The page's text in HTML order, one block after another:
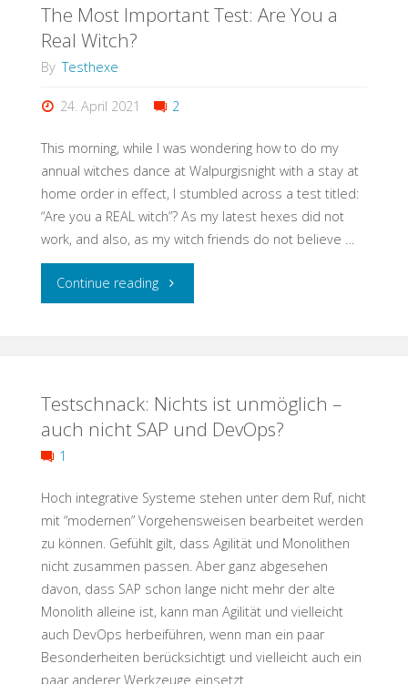
flüssige
des
Testens?"
The Most Important Test: Are You a
Real Witch?
By Testhexe
24. April 2021 2
This morning, while I was wondering how to do my
annual witches dance at Walpurgisnight with a stay at
home order in effect, I stumbled across a test titled:
“Are you a REAL witch”? As my latest hexes did not
work, and also, as my witch friends do not believe …
Continue reading"The
Test:
Are
a
Real
Witch?"
Testschnack: Nichts ist unmöglich –
auch nicht SAP und DevOps?
1
Hoch integrative Systeme stehen unter dem Ruf, nicht
mit “modernen” Vorgehensweisen bearbeitet werden
zu können. Gefühlt gilt, dass Agilität und Monolithen
nicht zusammen passen. Aber ganz abgesehen
davon, dass SAP schon lange nicht mehr der alte
Monolith alleine ist, kann man Agilität und vielleicht
auch DevOps herbeiführen, wenn man ein paar
Besonderheiten berücksichtigt und vielleicht auch ein
paar anderer Werkzeuge einsetzt.